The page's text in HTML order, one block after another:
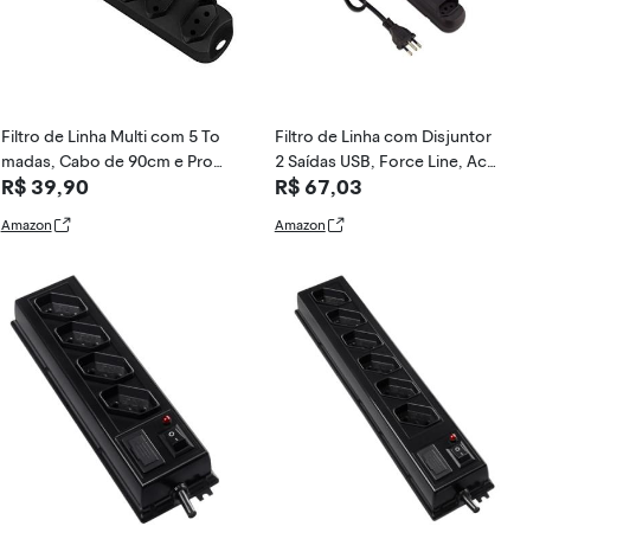
Filtro de Linha Multi com 5 To
madas, Cabo de 90cm e Prot
eção Contra Sobretensão Pre
R$ 39,90
Amazon
Filtro de Linha com Disjuntor
2 Saídas USB, Force Line, Ace
ssórios para Computador, Pre
R$ 67,03
Amazon